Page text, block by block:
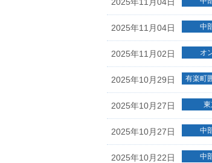
2025年11月04日 中
2025年11月02日 オ
2025年10月29日 有楽町
2025年10月27日
2025年10月27日 中
2025年10月22日 中